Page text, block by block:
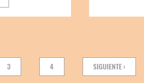
PÁGINA
3 PÁGINA
4
NEXT
PAGE
SIGUIENTE ›